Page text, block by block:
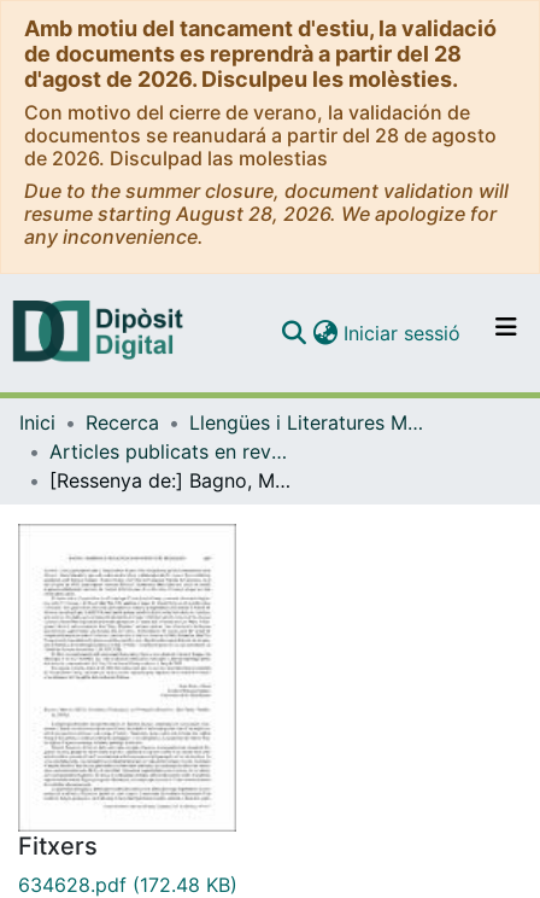
Amb motiu del tancament d'estiu, la validació
de documents es reprendrà a partir del 28
d'agost de 2026. Disculpeu les molèsties.
Con motivo del cierre de verano, la validación de
documentos se reanudará a partir del 28 de agosto
de 2026. Disculpad las molestias
Due to the summer closure, document validation will
resume starting August 28, 2026. We apologize for
any inconvenience.
Navega per tot el DD
Com publicar
Iniciar sessió (current)
Inici Recerca
Llengües i Literatures Modernes i Estudis Anglesos
Articles publicats en revistes (Llengües i Literatures Modernes i Estudis Anglesos)
[Ressenya de:] Bagno, Marcos (2012). Gramática pedagógica do Português Brasileiro
Fitxers
634628.pdf (172.48 KB)